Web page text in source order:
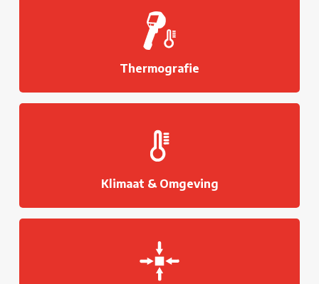
Thermografie
Klimaat & Omgeving